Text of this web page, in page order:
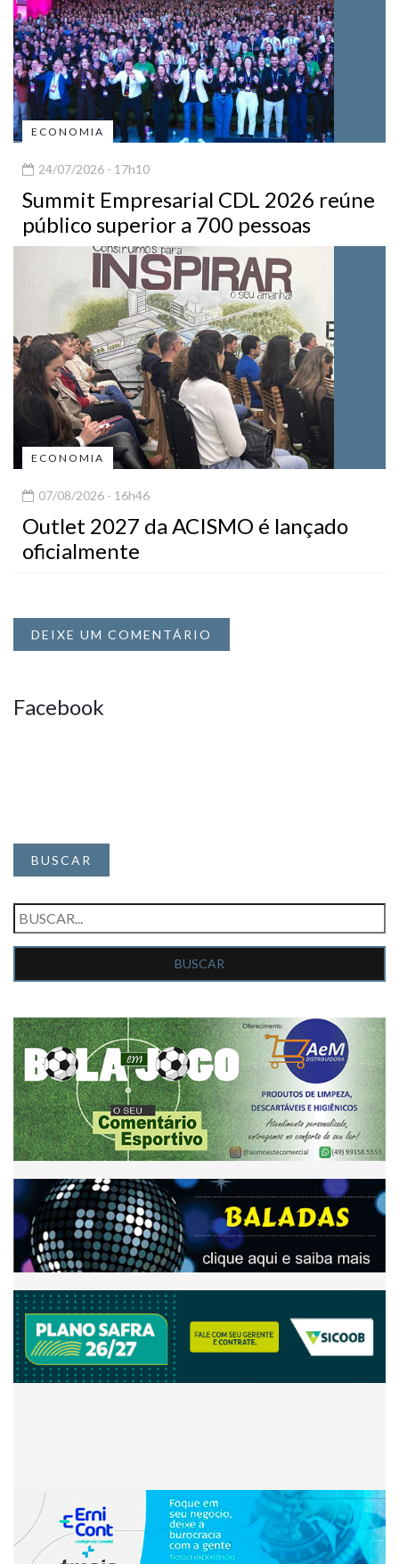
ECONOMIA
24/07/2026 - 17h10
Summit Empresarial CDL 2026 reúne
público superior a 700 pessoas
ECONOMIA
07/08/2026 - 16h46
Outlet 2027 da ACISMO é lançado
oficialmente
DEIXE UM COMENTÁRIO
Facebook
BUSCAR